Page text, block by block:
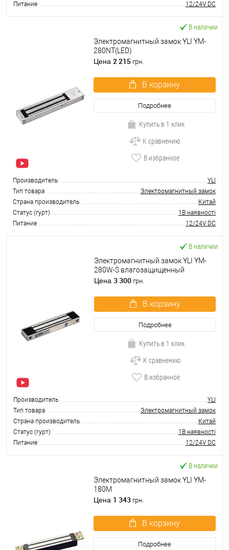
Питание
12/24V DC
В наличии
Электромагнитный замок YLI YM-
280NT(LED)
Цена 2 215 грн.
В корзину
Подробнее
Купить в 1 клик
К сравнению
В избранное
Производитель
YLI
Тип товара
Электромагнитный замок
Страна производитель
Китай
Статус (гурт)
1В наявності
Питание
12/24V DC
В наличии
Электромагнитный замок YLI YM-
280W-S влагозащищенный
Цена 3 300 грн.
В корзину
Подробнее
Купить в 1 клик
К сравнению
В избранное
Производитель
YLI
Тип товара
Электромагнитный замок
Страна производитель
Китай
Статус (гурт)
1В наявності
Питание
12/24V DC
В наличии
Электромагнитный замок YLI YM-
180M
Цена 1 343 грн.
В корзину
Подробнее